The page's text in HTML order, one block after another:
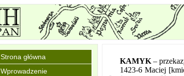
Strona główna
Wprowadzenie
KAMYK –
1423-6 Maciej